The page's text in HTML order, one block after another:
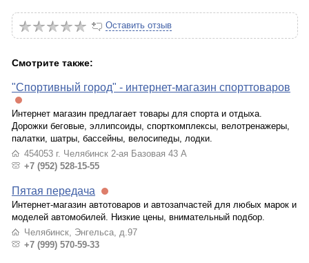
Оставить отзыв
Смотрите также:
"Спортивный город" - интернет-магазин спорттоваров
Интернет магазин предлагает товары для спорта и отдыха.
Дорожки беговые, эллипсоиды, спорткомплексы, велотренажеры,
палатки, шатры, бассейны, велосипеды, лодки.
454053 г. Челябинск 2-ая Базовая 43 А
+7 (952) 528-15-55
Пятая передача
Интернет-магазин автотоваров и автозапчастей для любых марок и
моделей автомобилей. Низкие цены, внимательный подбор.
Челябинск, Энгельса, д.97
+7 (999) 570-59-33